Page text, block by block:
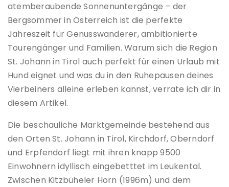
atemberaubende Sonnenuntergänge – der
Bergsommer in Österreich ist die perfekte
Jahreszeit für Genusswanderer, ambitionierte
Tourengänger und Familien. Warum sich die Region
St. Johann in Tirol auch perfekt für einen Urlaub mit
Hund eignet und was du in den Ruhepausen deines
Vierbeiners alleine erleben kannst, verrate ich dir in
diesem Artikel.
Die beschauliche Marktgemeinde bestehend aus
den Orten St. Johann in Tirol, Kirchdorf, Oberndorf
und Erpfendorf liegt mit ihren knapp 9500
Einwohnern idyllisch eingebetttet im Leukental.
Zwischen Kitzbüheler Horn (1996m) und dem